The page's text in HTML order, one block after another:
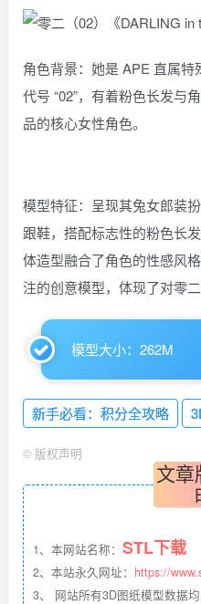
角色背景：她是 APE 直属特
代号 “02”，有着粉色长发与
品的核心女性角色。
模型特征：呈现其兔女郎装
跟鞋，搭配标志性的粉色长
体造型融合了角色的性感风
注的创意模型，体现了对零
模型大小：262M
新手必看：积分全攻略
© 版权声明
文章
1、本网站名称： STL下载
2、本站永久网址： https://
3、 网站所有3D图纸模型数据